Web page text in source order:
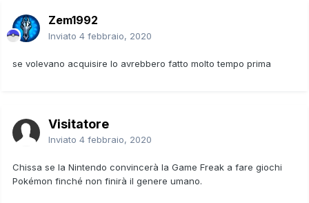
Zem1992
Inviato 4 febbraio, 2020
se volevano acquisire lo avrebbero fatto molto tempo prima
Visitatore
Inviato 4 febbraio, 2020
Chissa se la Nintendo convincerà la Game Freak a fare giochi
Pokémon finché non finirà il genere umano.